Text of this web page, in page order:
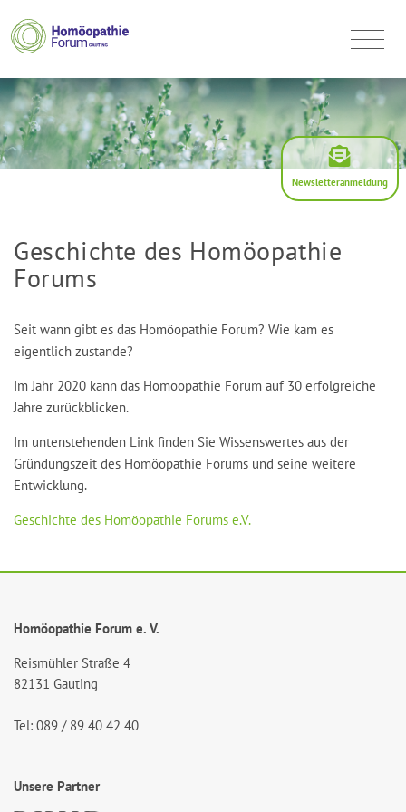
Newsletteranmeldung
Geschichte des Homöopathie
Forums
Seit wann gibt es das Homöopathie Forum? Wie kam es
eigentlich zustande?
Im Jahr 2020 kann das Homöopathie Forum auf 30 erfolgreiche
Jahre zurückblicken.
Im untenstehenden Link finden Sie Wissenswertes aus der
Gründungszeit des Homöopathie Forums und seine weitere
Entwicklung.
Geschichte des Homöopathie Forums e.V.
Homöopathie Forum e. V.
Reismühler Straße 4
82131 Gauting
Tel: 089 / 89 40 42 40
Unsere Partner